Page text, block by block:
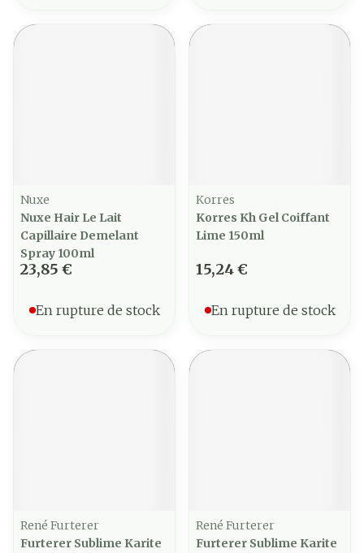
Nuxe
Nuxe Hair Le Lait
Capillaire Demelant
Spray 100ml
23,85 €
En rupture de stock
Korres
Korres Kh Gel Coiffant
Lime 150ml
15,24 €
En rupture de stock
René Furterer
Furterer Sublime Karite
René Furterer
Furterer Sublime Karite